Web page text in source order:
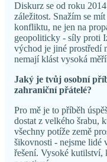
Diskurz se od roku
záležitost. Snažím se
konfliktu, ne jen na
geopoliticky - síly proti
východ je jiné prostředí
nemají klást vysoká
Jaký je tvůj osobní
zahraniční přátelé?
Pro mě je to příběh
dostat z velkého šrabu,
všechny potíže země
šikovnosti - nejsme lidé
řešení. Vysoké kutilství,